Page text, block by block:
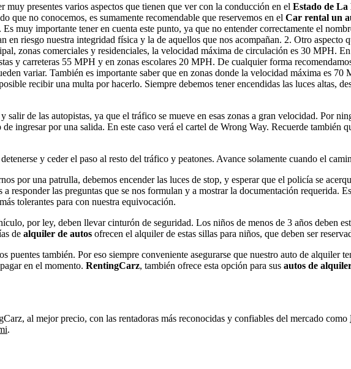
presentes varios aspectos que tienen que ver con la conducción en el Estado de
que no conocemos, es sumamente recomendable que reservemos en el Car rental un
muy importante tener en cuenta este punto, ya que no entender correctamente el
en riesgo nuestra integridad física y la de aquellos que nos acompañan. 2. Otro aspecto
zonas comerciales y residenciales, la velocidad máxima de circulación es 30 MPH.
y carreteras 55 MPH y en zonas escolares 20 MPH. De cualquier forma
variar. También es importante saber que en zonas donde la velocidad máxima es
recibir una multa por hacerlo. Siempre debemos tener encendidas las luces altas,
de las autopistas, ya que el tráfico se mueve en esas zonas a gran velocidad. Por
ingresar por una salida. En este caso verá el cartel de Wrong Way. Recuerde
y ceder el paso al resto del tráfico y peatones. Avance solamente cuando el
por una patrulla, debemos encender las luces de stop, y esperar que el policía se
responder las preguntas que se nos formulan y a mostrar la documentación requerida.
tolerantes para con nuestra equivocación.
por ley, deben llevar cinturón de seguridad. Los niños de menos de 3 años deben
de alquiler de autos ofrecen el alquiler de estas sillas para niños, que deben ser
puentes también. Por eso siempre conveniente asegurarse que nuestro auto de alquiler
en el momento. RentingCarz, también ofrece esta opción para sus autos de
al mejor precio, con las rentadoras más reconocidas y confiables del mercado como
.